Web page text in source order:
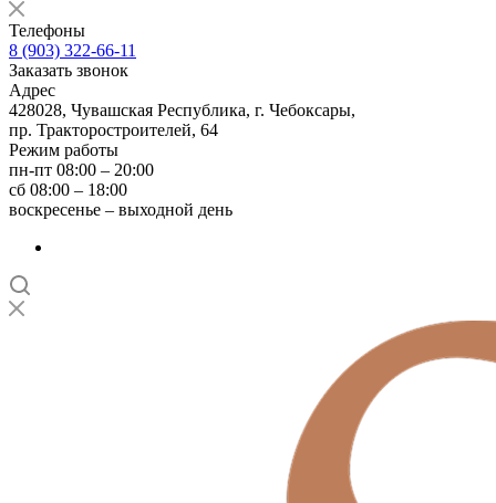
Телефоны
8 (903) 322-66-11
Заказать звонок
Адрес
428028, Чувашская Республика, г. Чебоксары,
пр. Тракторостроителей, 64
Режим работы
пн-пт 08:00 – 20:00
сб 08:00 – 18:00
воскресенье – выходной день